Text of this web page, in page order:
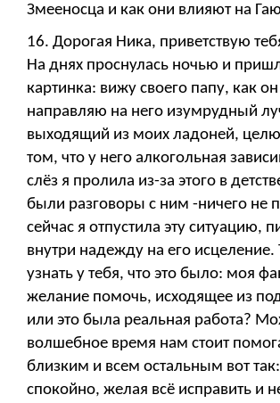
Змееносца и как они влияют на
16. Дорогая Ника, приветствую
На днях проснулась ночью и
картинка: вижу своего папу, как он
направляю на него изумрудный
выходящий из моих ладоней,
том, что у него алкогольная
слёз я пролила из-за этого в
были разговоры с ним -ничего не
сейчас я отпустила эту ситуацию,
внутри надежду на его исцеление.
узнать у тебя, что это было: моя
желание помочь, исходящее из
или это была реальная работа?
волшебное время нам стоит
близким и всем остальным вот
спокойно, желая всё исправить и